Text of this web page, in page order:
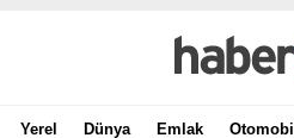
Yerel Dünya Emlak Otomobil